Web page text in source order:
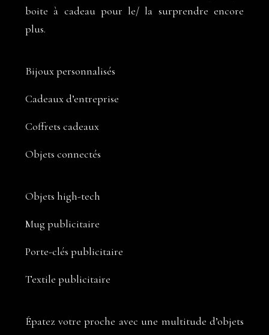
boite à cadeau pour le/ la surprendre encore
plus.
Bijoux personnalisés
Cadeaux d’entreprise
Coffrets cadeaux
Objets connectés
Objets high-tech
Mug publicitaire
Porte-clés publicitaire
Textile publicitaire
Épatez votre proche avec une multitude d’objets